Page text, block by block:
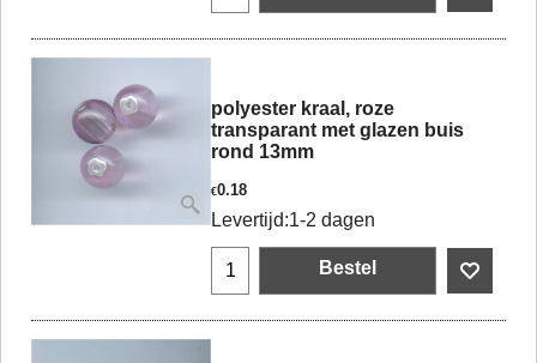
polyester kraal, roze
transparant met glazen buis
rond 13mm
€0.18
Levertijd:1-2 dagen
Bestel